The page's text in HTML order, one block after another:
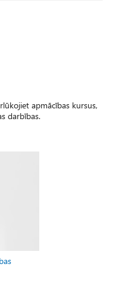
apmācības kursus,
darbības.